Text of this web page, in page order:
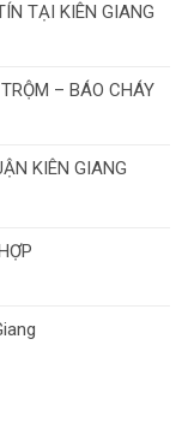
TẠI KIÊN GIANG
– BÁO CHÁY
KIÊN GIANG